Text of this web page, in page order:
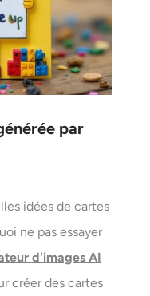
par
idées de cartes
ne pas essayer
d'images AI
créer des cartes